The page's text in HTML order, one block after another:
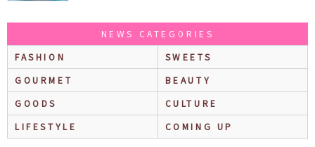
NEWS CATEGORIES
FASHION
SWEETS
GOURMET
BEAUTY
GOODS
CULTURE
LIFESTYLE
COMING UP